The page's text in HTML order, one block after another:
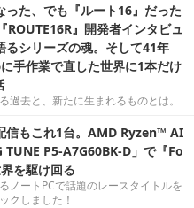
った、でも『ルート16』だった
』開発者インタビュ
るシリーズの魂。そして41年
手作業で直した世界に1本だけ
過去と、新たに生まれるものとは。
信もこれ1台。AMD Ryzen™ AI
TUNE P5-A7G60BK-D」で『Fo
を駆け回る
ノートPCで話題のレースタイトルを
クしました！